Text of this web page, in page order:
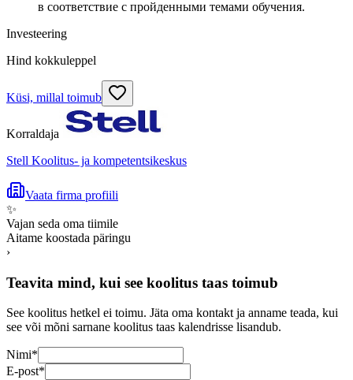
в соответствие с пройденными темами обучения.
Investeering
Hind kokkuleppel
Küsi, millal toimub
Korraldaja
Stell Koolitus- ja kompetentsikeskus
Vaata firma profiili
✨
Vajan seda oma tiimile
Aitame koostada päringu
›
Teavita mind, kui see koolitus taas toimub
See koolitus hetkel ei toimu. Jäta oma kontakt ja anname teada, kui
see või mõni sarnane koolitus taas kalendrisse lisandub.
Nimi*
E-post*